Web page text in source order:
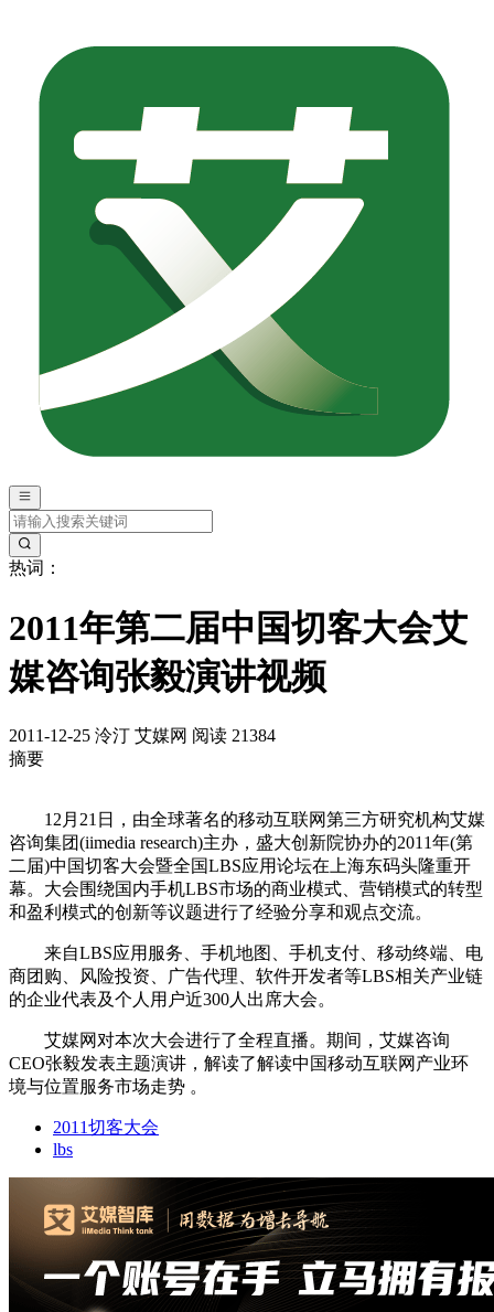
热词：
2011年第二届中国切客大会艾
媒咨询张毅演讲视频
2011-12-25 泠汀 艾媒网 阅读 21384
摘要
12月21日，由全球著名的移动互联网第三方研究机构艾媒
咨询集团(iimedia research)主办，盛大创新院协办的2011年(第
二届)中国切客大会暨全国LBS应用论坛在上海东码头隆重开
幕。大会围绕国内手机LBS市场的商业模式、营销模式的转型
和盈利模式的创新等议题进行了经验分享和观点交流。
来自LBS应用服务、手机地图、手机支付、移动终端、电
商团购、风险投资、广告代理、软件开发者等LBS相关产业链
的企业代表及个人用户近300人出席大会。
艾媒网对本次大会进行了全程直播。期间，艾媒咨询
CEO张毅发表主题演讲，解读了解读中国移动互联网产业环
境与位置服务市场走势 。
2011切客大会
lbs